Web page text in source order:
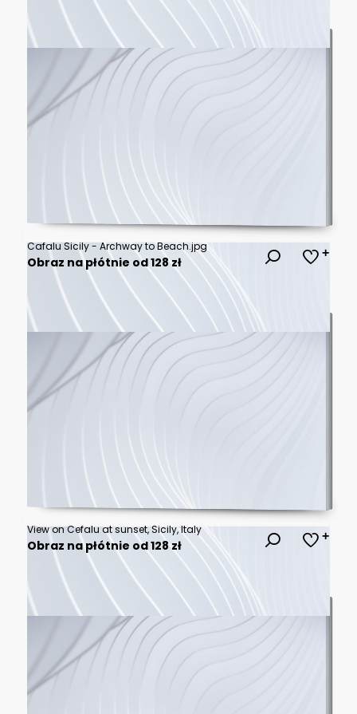
Cafalu Sicily - Archway to Beach.jpg
Obraz na płótnie od 128 zł
View on Cefalu at sunset, Sicily, Italy
Obraz na płótnie od 128 zł